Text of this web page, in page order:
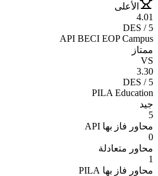
الأعلى
4.01
DES / 5
API BECI EOP Campus
ممتاز
VS
3.30
DES / 5
PILA Education
جيد
5
محاور فاز بها API
0
محاور متعادلة
1
محاور فاز بها PILA